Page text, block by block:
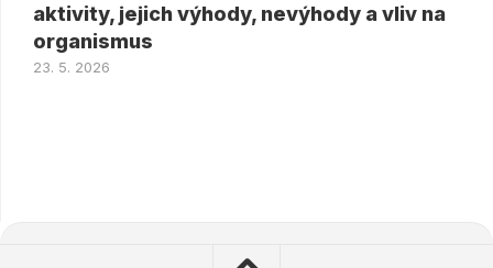
aktivity, jejich výhody, nevýhody a vliv na
organismus
23. 5. 2026